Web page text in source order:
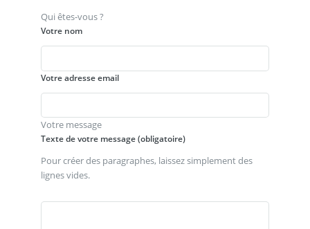
Qui êtes-vous ?
Votre nom
Votre adresse email
Votre message
Texte de votre message (obligatoire)
Pour créer des paragraphes, laissez simplement des
lignes vides.